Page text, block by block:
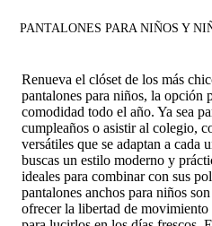
PANTALONES PARA NIÑOS Y
Renueva el clóset de los más
pantalones para niños, la opción
comodidad todo el año. Ya sea
cumpleaños o asistir al colegio,
versátiles que se adaptan a cada
buscas un estilo moderno y
ideales para combinar con sus
pantalones anchos para niños
ofrecer la libertad de